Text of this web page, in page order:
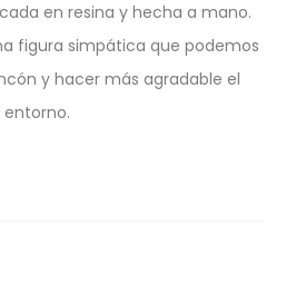
en resina y hecha a mano.
figura simpática que podemos
y hacer más agradable el
entorno.